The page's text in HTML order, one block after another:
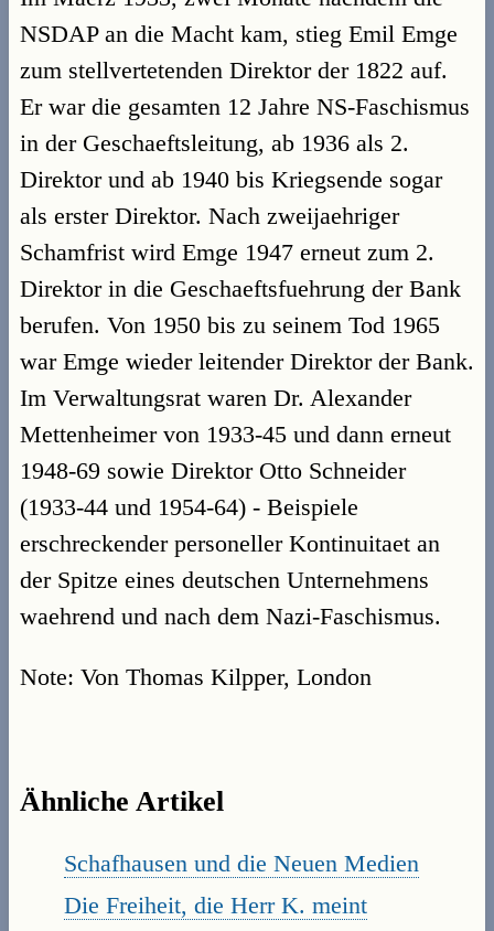
NSDAP an die Macht kam, stieg Emil Emge
zum stellvertetenden Direktor der 1822 auf.
Er war die gesamten 12 Jahre NS-Faschismus
in der Geschaeftsleitung, ab 1936 als 2.
Direktor und ab 1940 bis Kriegsende sogar
als erster Direktor. Nach zweijaehriger
Schamfrist wird Emge 1947 erneut zum 2.
Direktor in die Geschaeftsfuehrung der Bank
berufen. Von 1950 bis zu seinem Tod 1965
war Emge wieder leitender Direktor der Bank.
Im Verwaltungsrat waren Dr. Alexander
Mettenheimer von 1933-45 und dann erneut
1948-69 sowie Direktor Otto Schneider
(1933-44 und 1954-64) - Beispiele
erschreckender personeller Kontinuitaet an
der Spitze eines deutschen Unternehmens
waehrend und nach dem Nazi-Faschismus.
Note: Von Thomas Kilpper, London
Ähnliche Artikel
Schafhausen und die Neuen Medien
Die Freiheit, die Herr K. meint